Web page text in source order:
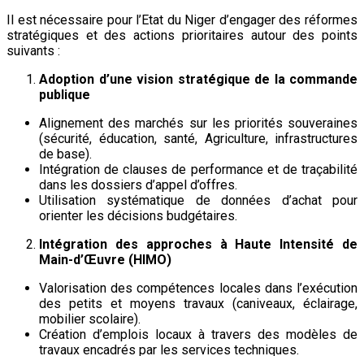
Il est nécessaire pour l’Etat du Niger d’engager des réformes
stratégiques et des actions prioritaires autour des points
suivants :
Adoption d’une vision stratégique de la commande
publique
Alignement des marchés sur les priorités souveraines
(sécurité, éducation, santé, Agriculture, infrastructures
de base).
Intégration de clauses de performance et de traçabilité
dans les dossiers d’appel d’offres.
Utilisation systématique de données d’achat pour
orienter les décisions budgétaires.
Intégration des approches à Haute Intensité de
Main-d’Œuvre (HIMO)
Valorisation des compétences locales dans l’exécution
des petits et moyens travaux (caniveaux, éclairage,
mobilier scolaire).
Création d’emplois locaux à travers des modèles de
travaux encadrés par les services techniques.